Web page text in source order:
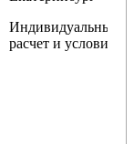
Индивидуальный
расчет и условия